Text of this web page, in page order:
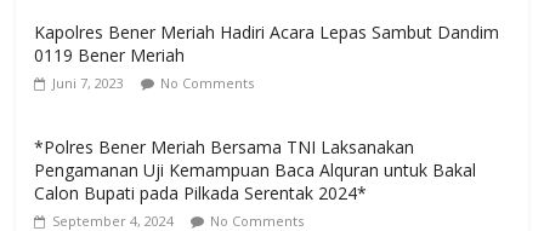
Kapolres Bener Meriah Hadiri Acara Lepas Sambut Dandim
0119 Bener Meriah
Juni 7, 2023 No Comments
*Polres Bener Meriah Bersama TNI Laksanakan
Pengamanan Uji Kemampuan Baca Alquran untuk Bakal
Calon Bupati pada Pilkada Serentak 2024*
September 4, 2024 No Comments